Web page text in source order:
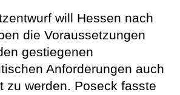
will Hessen nach
die Voraussetzungen
gestiegenen
Anforderungen auch
zu werden. Poseck fasste